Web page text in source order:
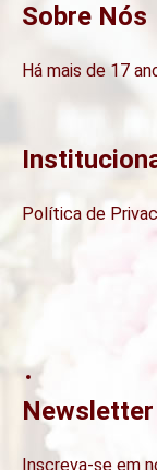
Sobre Nós
Há mais de 17
Política de
Newsletter
Inscreva-se em